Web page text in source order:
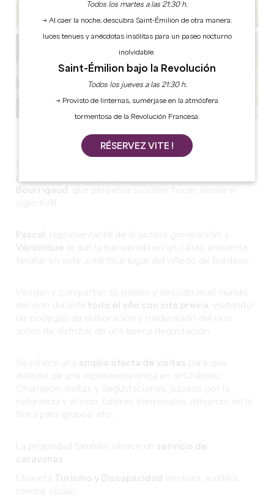
propiedad familiar que pertenece a la
Bourrigaud
, que perpetúa su saber hacer desde el
siglo XVIII.
Pascal
, representante de la octava generación, y
Véronique le dan la bienvenida en un cálido ambiente
familiar en este auténtico lugar del viñedo de Burdeos.
Vengan y compartan su pasión y descubran el mundo
del vino durante
todo el año con cita previa
, visitando
las bodegas de elaboración y maduración del vino
antes de disfrutar de una buena degustación.
Se ofrece una amplia oferta de visitas para que
disfrute de una experiencia única en el Château
Champion: visitas y degustaciones, paseos por la
naturaleza y el vino, talleres sensoriales, almuerzo en la
finca para grupos, etc.
La propiedad también ofrece un servicio de
caravanas
Etiqueta Turismo y Discapacidad (motora, auditiva,
mental, visual).
Todos los martes a las 21:30 h.
→ Al caer la noche, descubra Saint-Émilion de otra manera:
luces tenues y anécdotas insólitas para un paseo nocturno
inolvidable.
Saint-Émilion bajo la Revolución
Todos los jueves a las 21:30 h.
→ Provisto de linternas, sumérjase en la atmósfera
tormentosa de la Revolución Francesa.
RÉSERVEZ VITE !